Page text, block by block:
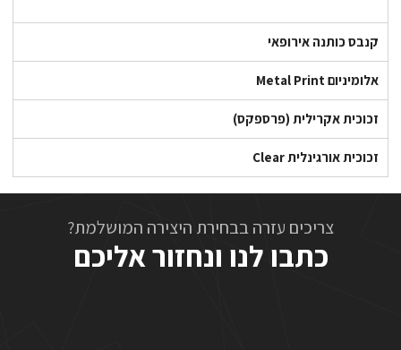
קנבס כותנה אירופאי
אלומיניום Metal Print
זכוכית אקרילית (פרספקס)
זכוכית אורגינלית Clear
צריכים עזרה בבחירת היצירה המושלמת?
כתבו לנו ונחזור אליכם